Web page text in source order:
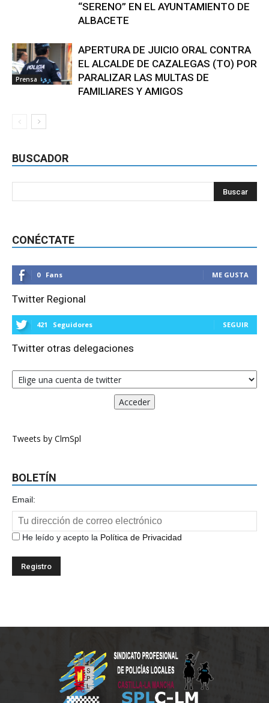
“SERENO” EN EL AYUNTAMIENTO DE
ALBACETE
Prensa
APERTURA DE JUICIO ORAL CONTRA
EL ALCALDE DE CAZALEGAS (TO) POR
PARALIZAR LAS MULTAS DE
FAMILIARES Y AMIGOS
BUSCADOR
CONÉCTATE
0 Fans ME GUSTA
Twitter Regional
421 Seguidores SEGUIR
Twitter otras delegaciones
Tweets by ClmSpl
BOLETÍN
Email:
He leído y acepto la Política de Privacidad